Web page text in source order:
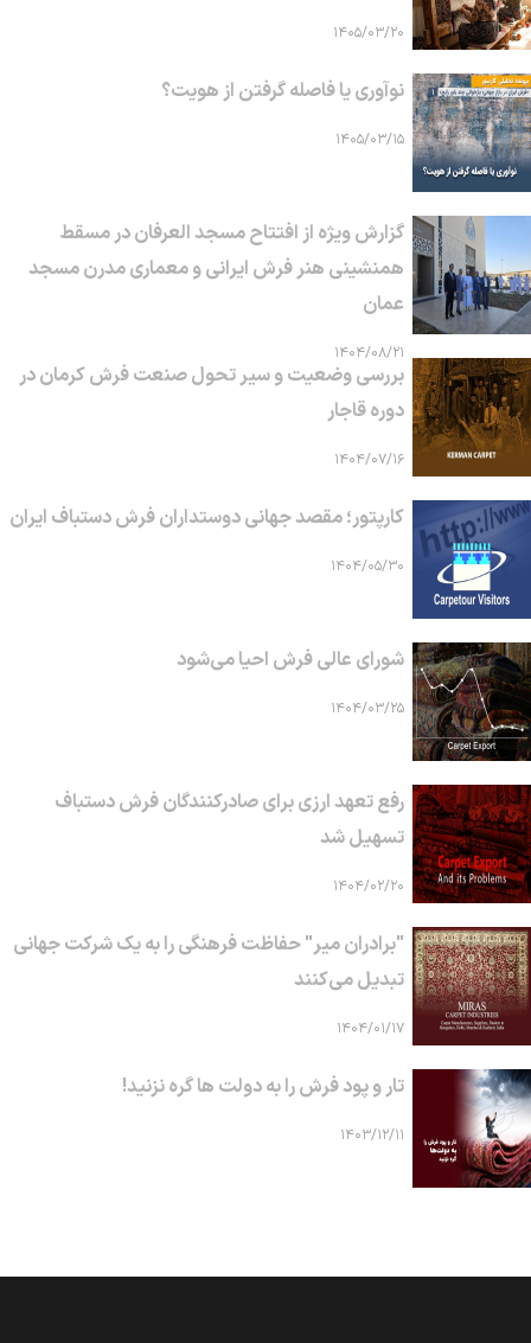
۱۴۰۵/۰۳/۲۰
نوآوری یا فاصله گرفتن از هویت؟
۱۴۰۵/۰۳/۱۵
گزارش ویژه از افتتاح مسجد العرفان در مسقط
همنشینی هنر فرش ایرانی و معماری مدرن مسجد
عمان
۱۴۰۴/۰۸/۲۱
بررسی وضعیت و سیر تحول صنعت فرش کرمان در
دوره قاجار
۱۴۰۴/۰۷/۱۶
کارپتور؛ مقصد جهانی دوستداران فرش دستباف ایران
۱۴۰۴/۰۵/۳۰
شورای عالی فرش احیا می‌شود
۱۴۰۴/۰۳/۲۵
رفع تعهد ارزی برای صادرکنندگان فرش دستباف
تسهیل شد
۱۴۰۴/۰۲/۲۰
"برادران میر" حفاظت فرهنگی را به یک شرکت جهانی
تبدیل می‌کنند
۱۴۰۴/۰۱/۱۷
تار و پود فرش را به دولت ها گره نزنید!
۱۴۰۳/۱۲/۱۱